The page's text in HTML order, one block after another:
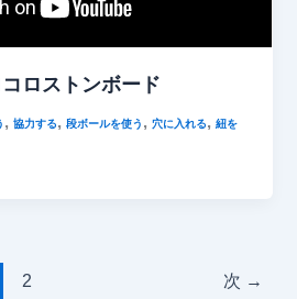
ロストンボード
,協力する,段ボールを使う ,穴に入れる,紐を
2 次 →